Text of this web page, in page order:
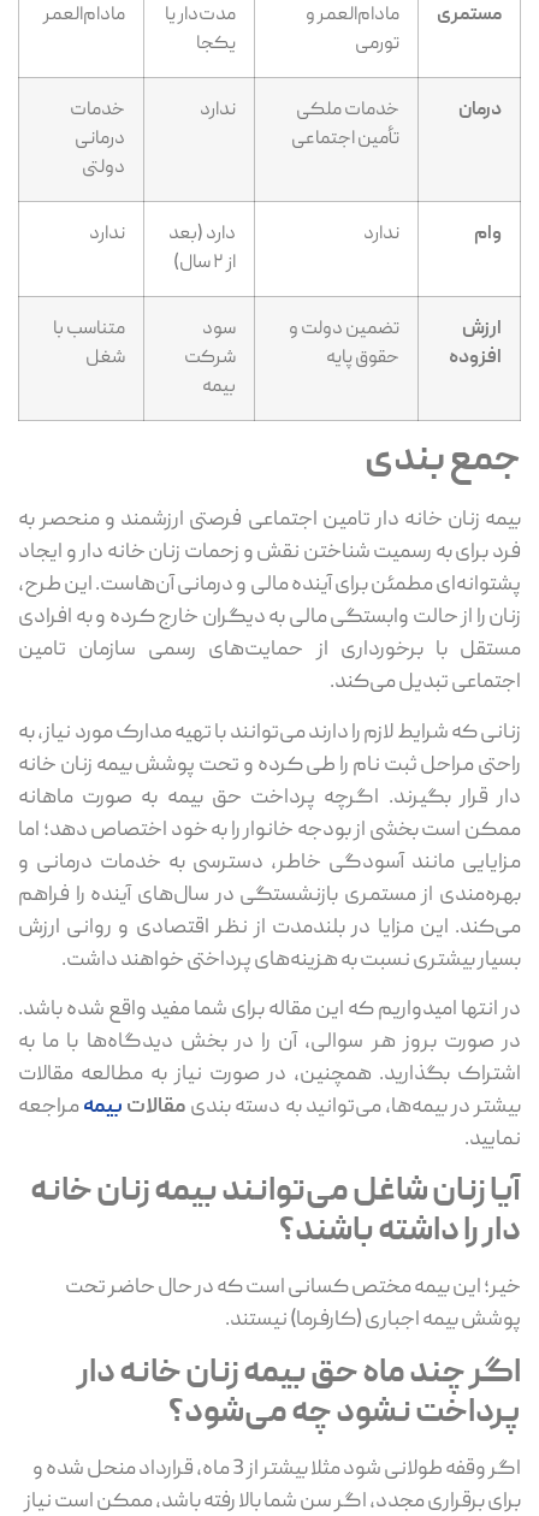
مستمری
مادام‌العمر و
تورمی
مدت‌دار یا
یکجا
مادام‌العمر
درمان
خدمات ملکی
تأمین اجتماعی
ندارد
خدمات
درمانی
دولتی
وام ندارد
دارد (بعد
از ۲ سال)
ندارد
ارزش
افزوده
تضمین دولت و
حقوق پایه
سود
شرکت
بیمه
متناسب با
شغل
جمع بندی
بیمه زنان خانه‌ دار تامین اجتماعی فرصتی ارزشمند و منحصر به
‌فرد برای به ‌رسمیت شناختن نقش و زحمات زنان خانه‌ دار و ایجاد
پشتوانه‌ای مطمئن برای آینده مالی و درمانی آن‌هاست. این طرح،
زنان را از حالت وابستگی مالی به دیگران خارج کرده و به افرادی
مستقل با برخورداری از حمایت‌های رسمی سازمان تامین
اجتماعی تبدیل می‌کند.
زنانی که شرایط لازم را دارند می‌توانند با تهیه مدارک مورد نیاز، به
‌راحتی مراحل ثبت‌ نام را طی کرده و تحت پوشش بیمه زنان خانه‌
دار قرار بگیرند. اگرچه پرداخت حق بیمه به‌ صورت ماهانه
ممکن است بخشی از بودجه خانوار را به خود اختصاص دهد؛ اما
مزایایی مانند آسودگی خاطر، دسترسی به خدمات درمانی و
بهره‌مندی از مستمری بازنشستگی در سال‌های آینده را فراهم
می‌کند. این مزایا در بلندمدت از نظر اقتصادی و روانی ارزش
بسیار بیشتری نسبت به هزینه‌های پرداختی خواهند داشت.
در انتها امیدواریم که این مقاله برای شما مفید واقع شده باشد.
در صورت بروز هر سوالی، آن را در بخش دیدگاه‌ها با ما به
اشتراک بگذارید. همچنین، در صورت نیاز به مطالعه مقالات
بیشتر در بیمه‌ها، می‌توانید به دسته بندی مقالات بیمهمراجعه
نمایید.
آیا زنان شاغل می‌توانند بیمه زنان خانه
دار را داشته باشند؟
خیر؛ این بیمه مختص کسانی است که در حال حاضر تحت
پوشش بیمه اجباری (کارفرما) نیستند.
اگر چند ماه حق بیمه زنان خانه دار
پرداخت نشود چه می‌شود؟
اگر وقفه طولانی شود مثلا بیشتر از 3 ماه، قرارداد منحل شده و
برای برقراری مجدد، اگر سن شما بالا رفته باشد، ممکن است نیاز